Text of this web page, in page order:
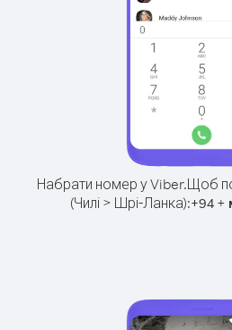
Набрати номер у Viber.Щоб
(Чилі > Шрі-Ланка):+94 +